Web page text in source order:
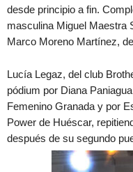
desde principio a fin.
masculina Miguel Maestra
Marco Moreno Martínez,
Lucía Legaz, del club
pódium por Diana
Femenino Granada y por
Power de Huéscar,
después de su segundo